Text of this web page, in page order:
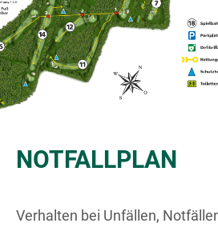
NOTFALLPLAN
Verhalten bei Unfällen,